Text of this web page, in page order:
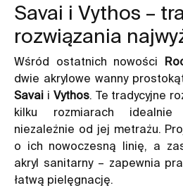
Savai i Vythos –
rozwiązania
Wśród ostatnich nowości
dwie akrylowe wanny
Savai i Vythos. Te tradycyjne
kilku rozmiarach idealnie
niezależnie od jej metrażu.
o ich nowoczesną linię, a
akryl sanitarny – zapewnia
łatwą pielęgnację.